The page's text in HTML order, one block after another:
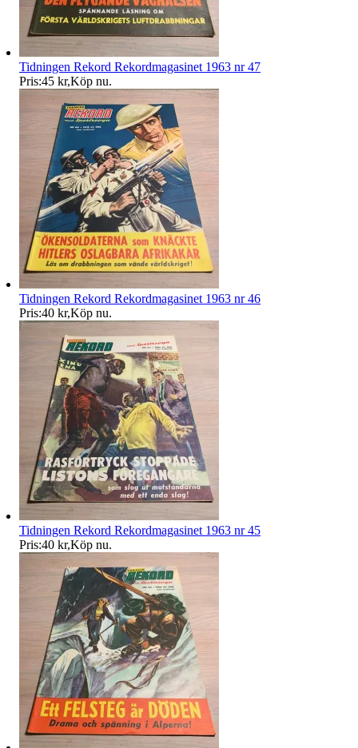
Tidningen Rekord Rekordmagasinet 1963 nr 47
Pris:45 kr,Köp nu.
Tidningen Rekord Rekordmagasinet 1963 nr 46
Pris:40 kr,Köp nu.
Tidningen Rekord Rekordmagasinet 1963 nr 45
Pris:40 kr,Köp nu.